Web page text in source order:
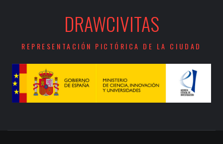
DRAWCIVITAS
REPRESENTACIÓN PICTÓRICA DE LA CIUDAD